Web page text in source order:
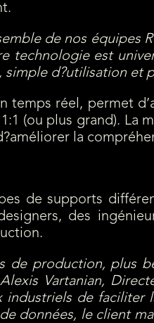
de nos équipes
technologie est
simple d?utilisation et
réel, permet
(ou plus grand). La
la
de supports
des
production, plus
Vartanian,
de
données, le client